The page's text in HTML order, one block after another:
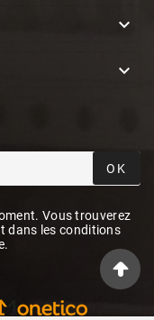


OK
Vous trouverez
dans les conditions